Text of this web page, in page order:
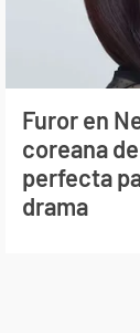
Furor en
coreana
perfecta
drama